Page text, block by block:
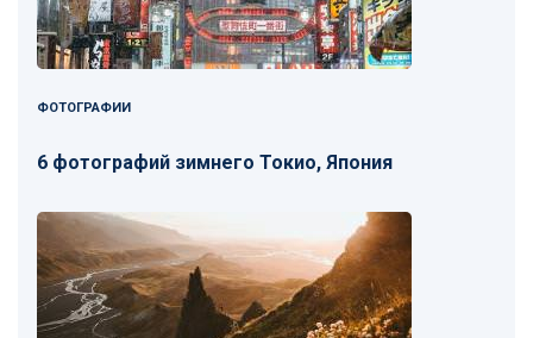
ФОТОГРАФИИ
6 фотографий зимнего Токио, Япония